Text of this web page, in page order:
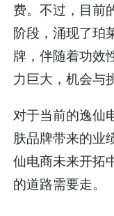
费。不过，目前
阶段，涌现了珀
牌，伴随着功效
力巨大，机会与
对于当前的逸仙
肤品牌带来的业
仙电商未来开拓
的道路需要走。